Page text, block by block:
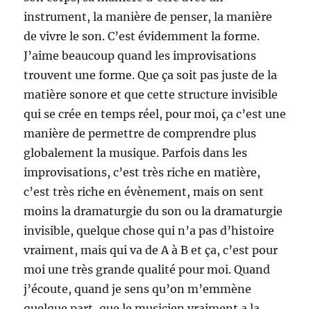
instrument, la manière de penser, la manière
de vivre le son. C’est évidemment la forme.
J’aime beaucoup quand les improvisations
trouvent une forme. Que ça soit pas juste de la
matière sonore et que cette structure invisible
qui se crée en temps réel, pour moi, ça c’est une
manière de permettre de comprendre plus
globalement la musique. Parfois dans les
improvisations, c’est très riche en matière,
c’est très riche en évènement, mais on sent
moins la dramaturgie du son ou la dramaturgie
invisible, quelque chose qui n’a pas d’histoire
vraiment, mais qui va de A à B et ça, c’est pour
moi une très grande qualité pour moi. Quand
j’écoute, quand je sens qu’on m’emmène